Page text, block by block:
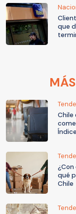
que
Chile
qué
Chile